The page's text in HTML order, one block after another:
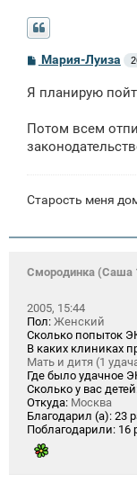
С
о
б
н
и
Мария-Луиза
Я планирую
Потом всем
Старость меня
Смородинка (Саша
2005, 15:44
Пол: Женский
Сколько попыток
В каких клиниках
Мать и дитя (1
Где было удачное
Сколько у вас
Откуда: Москва
Благодарил (а): 23
Поблагодарили: 16